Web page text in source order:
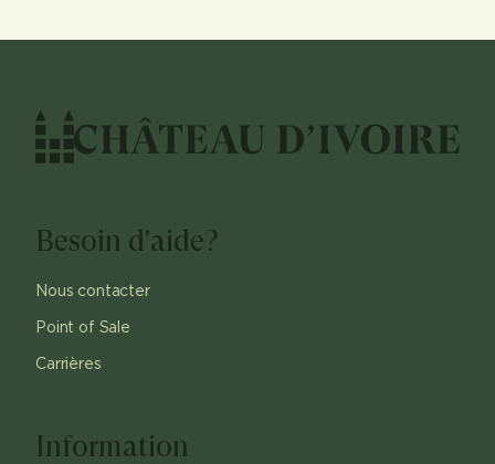
Besoin d'aide?
Nous contacter
Point of Sale
Carrières
Information